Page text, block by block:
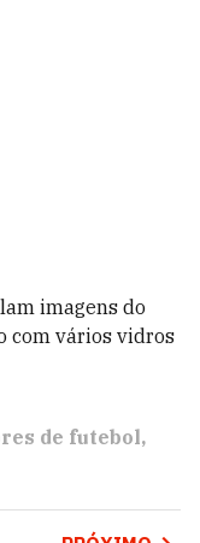
imagens do
com vários vidros
de futebol